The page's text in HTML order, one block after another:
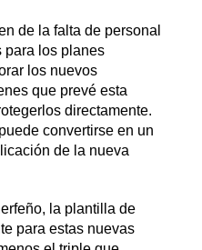
de la falta de personal
para los planes
los nuevos
que prevé esta
directamente.
convertirse en un
de la nueva
la plantilla de
para estas nuevas